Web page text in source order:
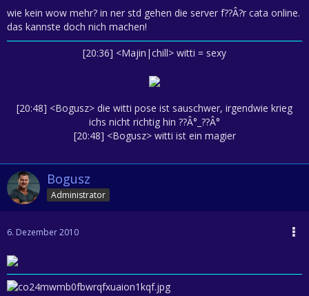
wie kein wow mehr? in ner std gehen die server f??Â?r cata online.
das kannste doch nich machen!
[20:36] <Majin|chill> witti = sexy
[20:48] <Bogusz> die witti pose ist sauschwer, irgendwie krieg
ichs nicht richtig hin ??Â°_??Â°
[20:48] <Bogusz> witti ist ein magier
Bogusz
Administrator
6. Dezember 2010